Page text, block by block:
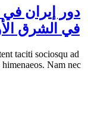
في الشرق
taciti sociosqu ad
Nam nec